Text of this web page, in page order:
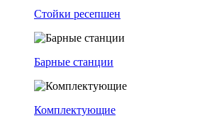
Стойки ресепшен
Барные станции
Комплектующие